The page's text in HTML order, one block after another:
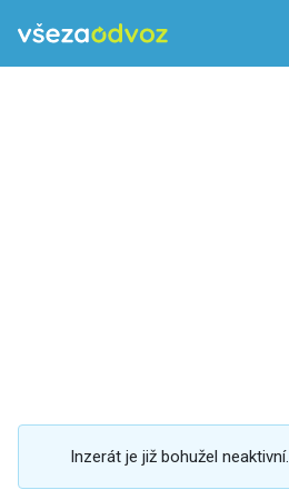
Inzerát je již bohužel neaktivní.